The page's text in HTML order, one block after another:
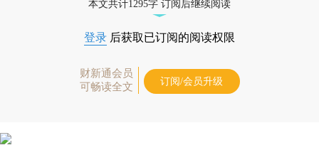
本文共计1295字 订阅后继续阅读
登录 后获取已订阅的阅读权限
财新通会员
可畅读全文
订阅/会员升级